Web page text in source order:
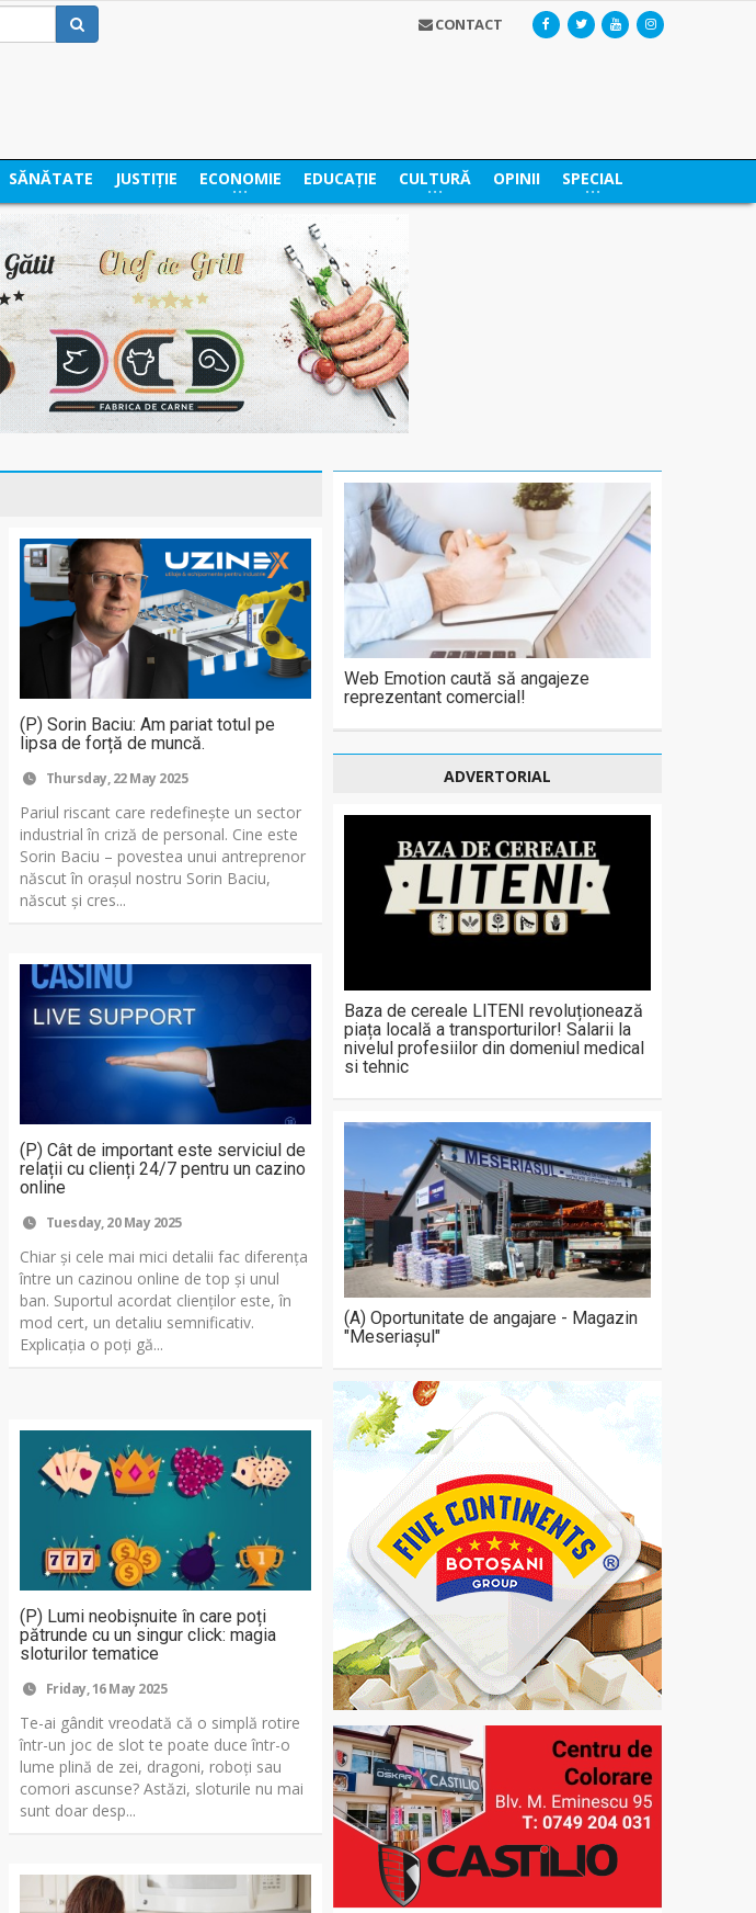
CONTACT
SĂNĂTATE JUSTIȚIE ECONOMIE EDUCAȚIE CULTURĂ OPINII SPECIAL
(P) Sorin Baciu: Am pariat totul pe
lipsa de forță de muncă.
Thursday, 22 May 2025
Pariul riscant care redefinește un sector
industrial în criză de personal. Cine este
Sorin Baciu – povestea unui antreprenor
născut în orașul nostru Sorin Baciu,
născut și cres...
(P) Cât de important este serviciul de
relații cu clienți 24/7 pentru un cazino
online
Tuesday, 20 May 2025
Chiar și cele mai mici detalii fac diferența
între un cazinou online de top și unul
ban. Suportul acordat clienților este, în
mod cert, un detaliu semnificativ.
Explicația o poți gă...
(P) Lumi neobișnuite în care poți
pătrunde cu un singur click: magia
sloturilor tematice
Friday, 16 May 2025
Te-ai gândit vreodată că o simplă rotire
într-un joc de slot te poate duce într-o
lume plină de zei, dragoni, roboți sau
comori ascunse? Astăzi, sloturile nu mai
sunt doar desp...
Web Emotion caută să angajeze
reprezentant comercial!
ADVERTORIAL
Baza de cereale LITENI revoluționează
piața locală a transporturilor! Salarii la
nivelul profesiilor din domeniul medical
si tehnic
(A) Oportunitate de angajare - Magazin
"Meseriașul"